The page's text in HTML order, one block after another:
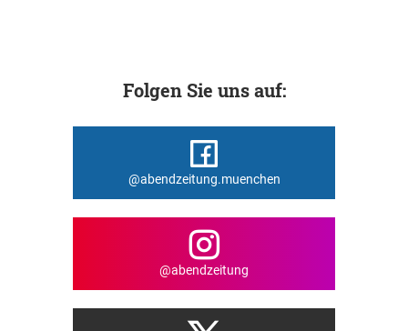
Folgen Sie uns auf:
@abendzeitung.muenchen
@abendzeitung